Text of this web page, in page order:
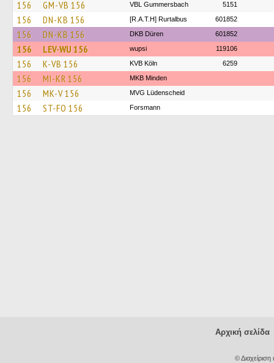
156 GM-VB 156 VBL Gummersbach 5151
156 DN-KB 156 [R.A.T.H] Rurtalbus 601852
156 DN-KB 156 DKB Düren 601852
156 LEV-WU 156 wupsi 119106
156 K-VB 156 KVB Köln 6259
156 MI-KR 156 MKB Minden
156 MK-V 156 MVG Lüdenscheid
156 ST-FO 156 Forsmann
Αρχική σελίδα
©